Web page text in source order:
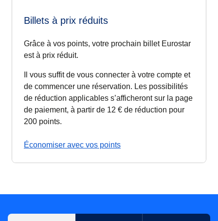
Billets à prix réduits
Grâce à vos points, votre prochain billet Eurostar
est à prix réduit.
Il vous suffit de vous connecter à votre compte et
de commencer une réservation. Les possibilités
de réduction applicables s’afficheront sur la page
de paiement, à partir de 12 € de réduction pour
200 points.
Économiser avec vos points